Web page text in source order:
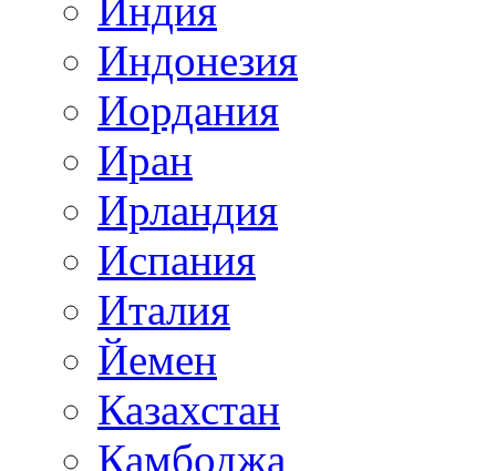
Индия
Индонезия
Иордания
Иран
Ирландия
Испания
Италия
Йемен
Казахстан
Камбоджа